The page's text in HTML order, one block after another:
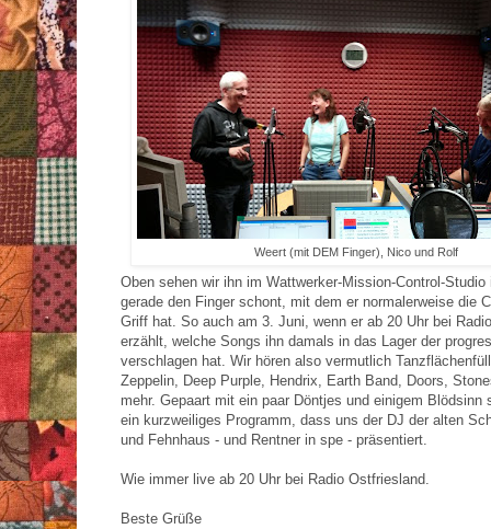
Weert (mit DEM Finger), Nico und Rolf
Oben sehen wir ihn im Wattwerker-Mission-Control-Studio
gerade den Finger schont, mit dem er normalerweise die
Griff hat. So auch am 3. Juni, wenn er ab 20 Uhr bei
erzählt, welche Songs ihn damals in das Lager der
verschlagen hat. Wir hören also vermutlich
Zeppelin, Deep Purple, Hendrix, Earth Band, Doors,
mehr. Gepaart mit ein paar Döntjes und einigem Blödsinn
ein kurzweiliges Programm, dass uns der DJ der alten
und Fehnhaus - und Rentner in spe - präsentiert.
Wie immer live ab 20 Uhr bei Radio Ostfriesland.
Beste Grüße